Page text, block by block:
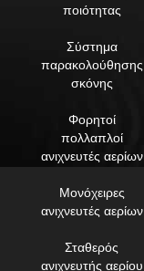
ποιότητας
Σύστημα
παρακολούθησης
σκόνης
Φορητοί
πολλαπλοί
ανιχνευτές αερίων
Μονόχειρες
ανιχνευτές αερίων
Σταθερός
ανιχνευτής αερίου